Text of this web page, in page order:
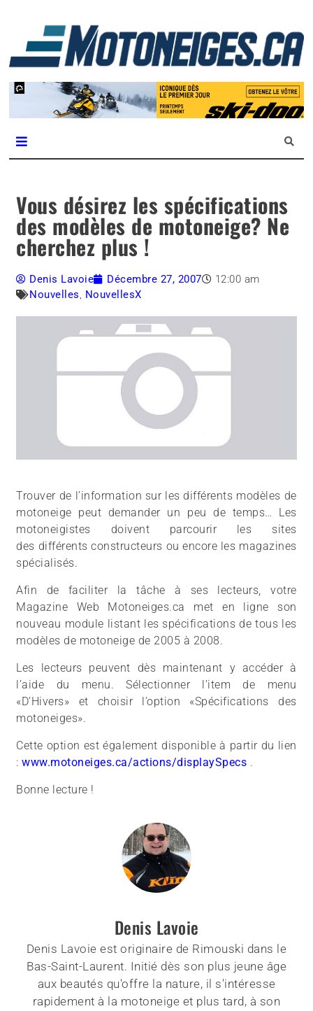
Magazine Motoneiges.ca
Vous désirez les spécifications
des modèles de motoneige? Ne
cherchez plus !
Denis Lavoie Décembre 27, 2007
12:00 am
Nouvelles, NouvellesX
Trouver de l’information sur les différents modèles de
motoneige peut demander un peu de temps… Les
motoneigistes doivent parcourir les sites
des différents constructeurs ou encore les magazines
spécialisés.
Afin de faciliter la tâche à ses lecteurs, votre
Magazine Web Motoneiges.ca met en ligne son
nouveau module listant les spécifications de tous les
modèles de motoneige de 2005 à 2008.
Les lecteurs peuvent dès maintenant y accéder à
l’aide du menu. Sélectionner l’item de menu
«D’Hivers» et choisir l’option «Spécifications des
motoneiges».
Cette option est également disponible à partir du lien
:www.motoneiges.ca/actions/displaySpecs .
Bonne lecture !
Denis Lavoie
Denis Lavoie est originaire de Rimouski dans le
Bas-Saint-Laurent. Initié dès son plus jeune âge
aux beautés qu'offre la nature, il s'intéresse
rapidement à la motoneige et plus tard, à son